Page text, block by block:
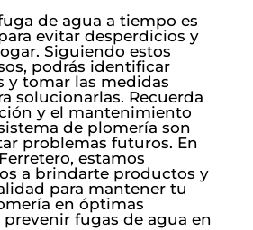
de agua a tiempo es
evitar desperdicios y
Siguiendo estos
podrás identificar
y tomar las medidas
solucionarlas. Recuerda
y el mantenimiento
de plomería son
problemas futuros. En
estamos
a brindarte productos y
para mantener tu
en óptimas
fugas de agua en